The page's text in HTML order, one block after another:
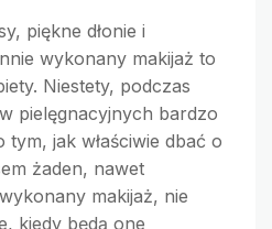
piękne dłonie i
wykonany makijaż to
Niestety, podczas
pielęgnacyjnych bardzo
jak właściwie dbać o
żaden, nawet
makijaż, nie
kiedy będą one